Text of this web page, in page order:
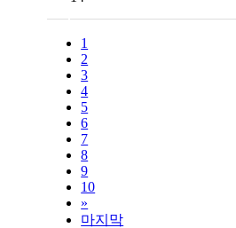
1
2
3
4
5
6
7
8
9
10
»
마지막